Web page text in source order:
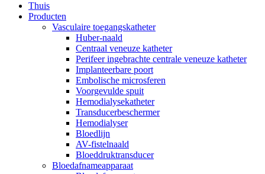
Thuis
Producten
Vasculaire toegangskatheter
Huber-naald
Centraal veneuze katheter
Perifeer ingebrachte centrale veneuze katheter
Implanteerbare poort
Embolische microsferen
Voorgevulde spuit
Hemodialysekatheter
Transducerbeschermer
Hemodialyser
Bloedlijn
AV-fistelnaald
Bloeddruktransducer
Bloedafnameapparaat